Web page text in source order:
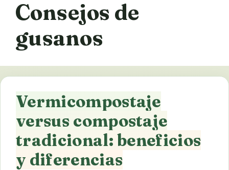
Consejos de
gusanos
Vermicompostaje
versus compostaje
tradicional: beneficios
y diferencias